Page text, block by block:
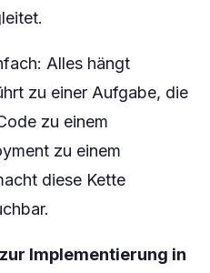
Alles hängt
zu einer Aufgabe, die
zu einem
zu einem
diese Kette
Implementierung in